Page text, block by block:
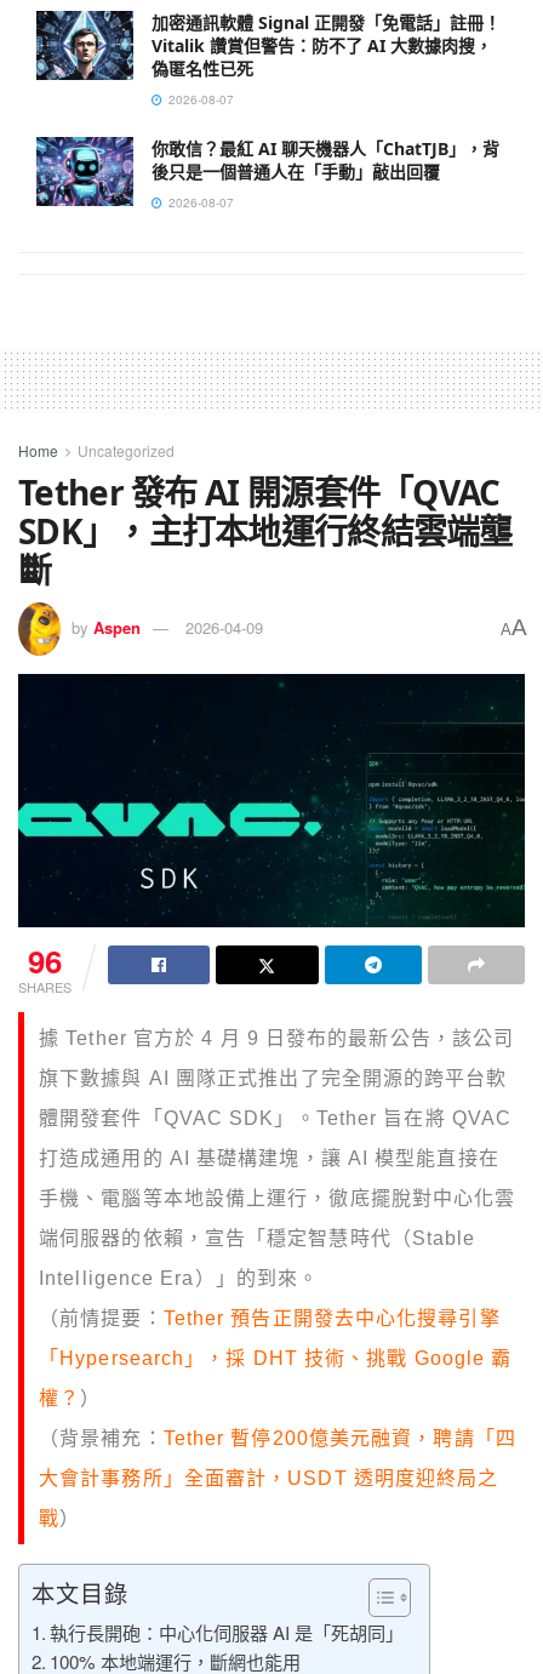
加密通訊軟體 Signal 正開發「免電話」註冊！
Vitalik 讚賞但警告：防不了 AI 大數據肉搜，
偽匿名性已死
2026-08-07
你敢信？最紅 AI 聊天機器人「ChatTJB」，背
後只是一個普通人在「手動」敲出回覆
2026-08-07
Home Uncategorized
Tether 發布 AI 開源套件「QVAC
SDK」，主打本地運行終結雲端壟
斷
by Aspen 2026-04-09 AA
96
SHARES
據 Tether 官方於 4 月 9 日發布的最新公告，該公司
旗下數據與 AI 團隊正式推出了完全開源的跨平台軟
體開發套件「QVAC SDK」。Tether 旨在將 QVAC
打造成通用的 AI 基礎構建塊，讓 AI 模型能直接在
手機、電腦等本地設備上運行，徹底擺脫對中心化雲
端伺服器的依賴，宣告「穩定智慧時代（Stable
Intelligence Era）」的到來。
（前情提要： Tether 預告正開發去中心化搜尋引擎
「Hypersearch」，採 DHT 技術、挑戰 Google 霸
權？ ）
（背景補充： Tether 暫停200億美元融資，聘請「四
大會計事務所」全面審計，USDT 透明度迎終局之
戰）
本文目錄
執行長開砲：中心化伺服器 AI 是「死胡同」
100% 本地端運行，斷網也能用